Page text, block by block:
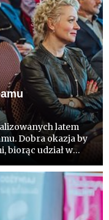
latem
Dobra okazja by
biorąc udział w
i wnioski z badań